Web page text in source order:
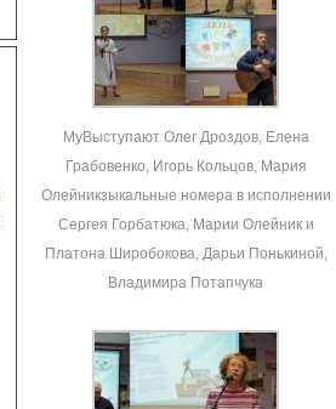
МуВыступают Олег Дроздов, Елена
Грабовенко, Игорь Кольцов, Мария
Олейникзыкальные номера в исполнении
Сергея Горбатюка, Марии Олейник и
Платона Широбокова, Дарьи Понькиной,
Владимира Потапчука